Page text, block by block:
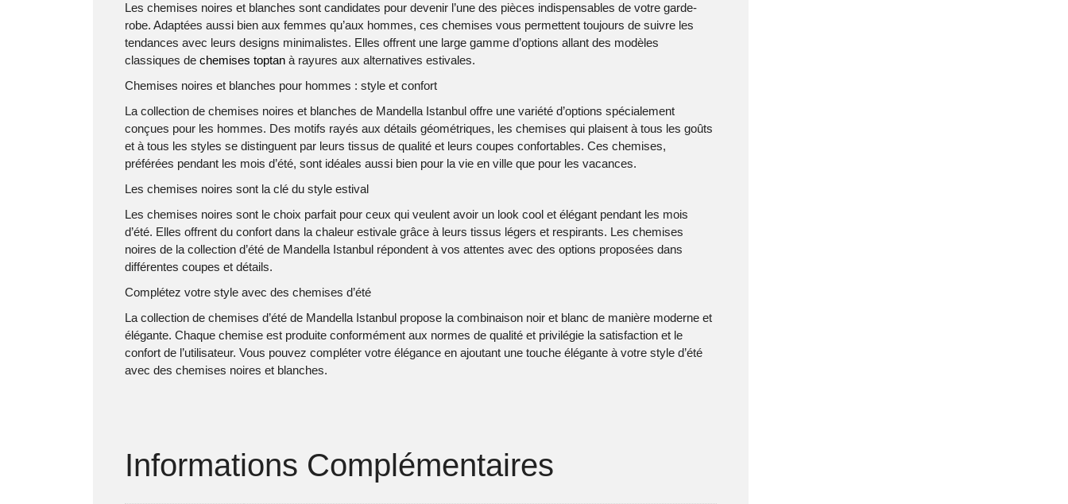
Les chemises noires et blanches sont candidates pour devenir l’une des pièces indispensables de votre garde-
robe. Adaptées aussi bien aux femmes qu’aux hommes, ces chemises vous permettent toujours de suivre les
tendances avec leurs designs minimalistes. Elles offrent une large gamme d’options allant des modèles
classiques de chemises toptan à rayures aux alternatives estivales.
Chemises noires et blanches pour hommes : style et confort
La collection de chemises noires et blanches de Mandella Istanbul offre une variété d’options spécialement
conçues pour les hommes. Des motifs rayés aux détails géométriques, les chemises qui plaisent à tous les goûts
et à tous les styles se distinguent par leurs tissus de qualité et leurs coupes confortables. Ces chemises,
préférées pendant les mois d’été, sont idéales aussi bien pour la vie en ville que pour les vacances.
Les chemises noires sont la clé du style estival
Les chemises noires sont le choix parfait pour ceux qui veulent avoir un look cool et élégant pendant les mois
d’été. Elles offrent du confort dans la chaleur estivale grâce à leurs tissus légers et respirants. Les chemises
noires de la collection d’été de Mandella Istanbul répondent à vos attentes avec des options proposées dans
différentes coupes et détails.
Complétez votre style avec des chemises d’été
La collection de chemises d’été de Mandella Istanbul propose la combinaison noir et blanc de manière moderne et
élégante. Chaque chemise est produite conformément aux normes de qualité et privilégie la satisfaction et le
confort de l’utilisateur. Vous pouvez compléter votre élégance en ajoutant une touche élégante à votre style d’été
avec des chemises noires et blanches.
Informations Complémentaires